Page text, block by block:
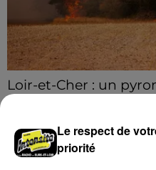
Loir-et-Cher : un
au sang-froid des...
Samedi 25 juillet, plus
champs et de sous-bois
secteur de Fontaine-les-
Le respect de
priorité